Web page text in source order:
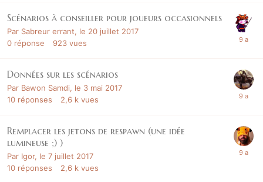
Scénarios à conseiller pour joueurs occasionnels
Par Sabreur errant, le 20 juillet 2017
0 réponse 923 vues
Données sur les scénarios
Par Bawon Samdi, le 3 mai 2017
10 réponses 2,6 k vues
Remplacer les jetons de respawn (une idée
lumineuse ;) )
Par Igor, le 7 juillet 2017
10 réponses 2,6 k vues